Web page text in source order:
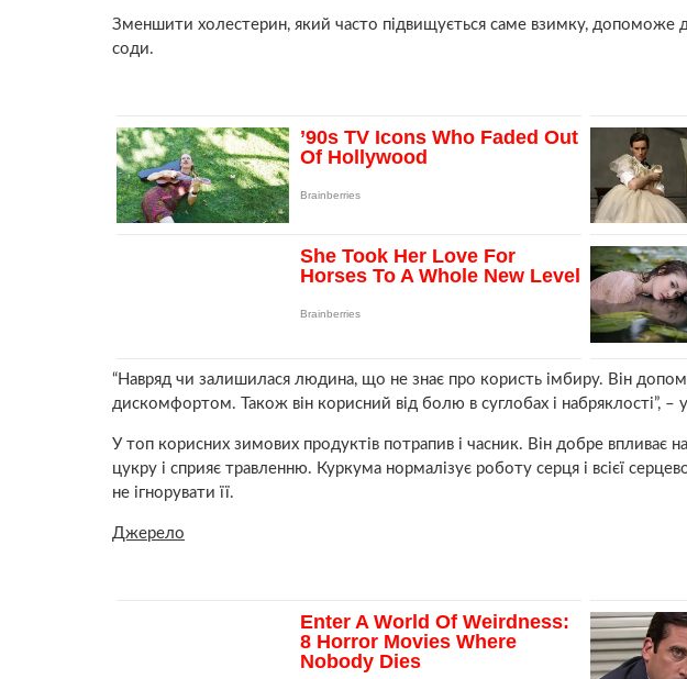
Зменшити холестерин, який часто підвищується саме взимку, допоможе
соди.
“Навряд чи залишилася людина, що не знає про користь імбиру. Він
дискомфортом. Також він корисний від болю в суглобах і набряклості”, –
У топ корисних зимових продуктів потрапив і часник. Він добре впливає
цукру і сприяє травленню. Куркума нормалізує роботу серця і всієї
не ігнорувати її.
Джерело